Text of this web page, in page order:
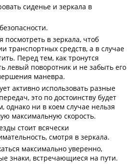
сиденье и зеркала в
в зеркала, чтоб
транспортных средств, а в случае
Перед тем, как тронутся
левый поворотник и не забыть его
маневра.
активно использовать разные
это по достоинству будет
однако ни в коем случае нельзя
максимальную скорость.
стоит всячески
смотря в зеркала.
максимально уверенно,
знаки, встречающиеся на пути.